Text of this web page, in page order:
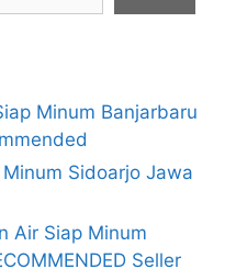
Minum Banjarbaru
Sidoarjo Jawa
Air Siap Minum
Seller